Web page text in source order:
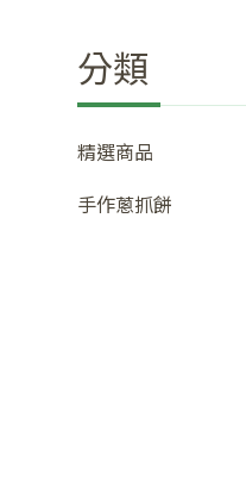
分類
精選商品
手作蔥抓餅